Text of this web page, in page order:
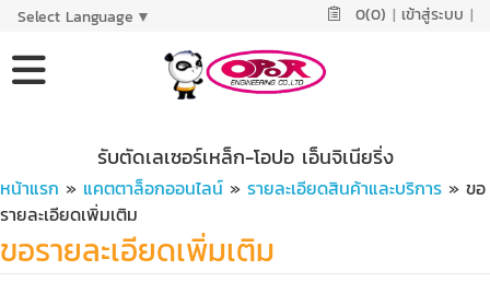
Select Language ▼ 0(0) | เข้าสู่ระบบ |
รับตัดเลเซอร์เหล็ก-โอปอ เอ็นจิเนียริ่ง
หน้าแรก » แคตตาล็อกออนไลน์ » รายละเอียดสินค้าและบริการ » ขอ
รายละเอียดเพิ่มเติม
ขอรายละเอียดเพิ่มเติม